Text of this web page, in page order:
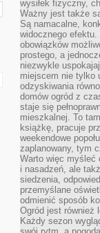
wysiłek fizyczny,
Ważny jest także
Są namacalne,
widocznego
obowiązków
prostego, a
niezwykle
miejscem nie tylko
odzyskiwania
domów ogród z
staje się
mieszkalnej. To
książkę, pracuje
weekendowe
zaplanowany, tym
Warto więc myśleć
i nasadzeń, ale
siedzenia,
przemyślane
odmienić sposób
Ogród jest również
Każdy sezon